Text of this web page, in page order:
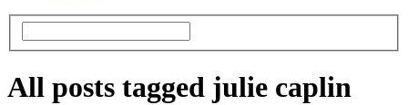
All posts tagged julie caplin